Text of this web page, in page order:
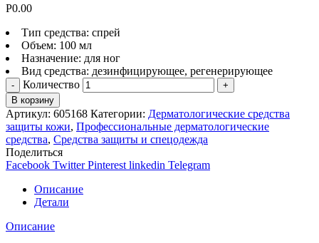
Р0.00
Тип средства: спрей
Объем: 100 мл
Назначение: для ног
Вид средства: дезинфицирующее, регенерирующее
Количество
В корзину
Артикул: 605168 Категории: Дерматологические средства
защиты кожи, Профессиональные дерматологические
средства, Средства защиты и спецодежда
Поделиться
Facebook Twitter Pinterest linkedin Telegram
Описание
Детали
Описание